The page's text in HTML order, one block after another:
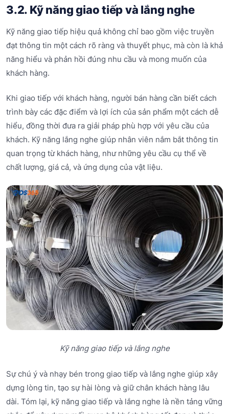
3.2. Kỹ năng giao tiếp và lắng nghe
Kỹ năng giao tiếp hiệu quả không chỉ bao gồm việc truyền
đạt thông tin một cách rõ ràng và thuyết phục, mà còn là khả
năng hiểu và phản hồi đúng nhu cầu và mong muốn của
khách hàng.
Khi giao tiếp với khách hàng, người bán hàng cần biết cách
trình bày các đặc điểm và lợi ích của sản phẩm một cách dễ
hiểu, đồng thời đưa ra giải pháp phù hợp với yêu cầu của
khách. Kỹ năng lắng nghe giúp nhân viên nắm bắt thông tin
quan trọng từ khách hàng, như những yêu cầu cụ thể về
chất lượng, giá cả, và ứng dụng của vật liệu.
Kỹ năng giao tiếp và lắng nghe
Sự chú ý và nhạy bén trong giao tiếp và lắng nghe giúp xây
dựng lòng tin, tạo sự hài lòng và giữ chân khách hàng lâu
dài. Tóm lại, kỹ năng giao tiếp và lắng nghe là nền tảng vững